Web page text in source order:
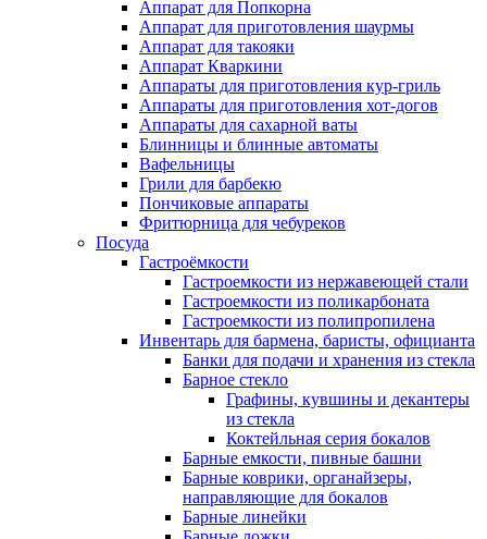
Аппарат для Попкорна
Аппарат для приготовления шаурмы
Аппарат для такояки
Аппарат Кваркини
Аппараты для приготовления кур-гриль
Аппараты для приготовления хот-догов
Аппараты для сахарной ваты
Блинницы и блинные автоматы
Вафельницы
Грили для барбекю
Пончиковые аппараты
Фритюрница для чебуреков
Посуда
Гастроёмкости
Гастроемкости из нержавеющей стали
Гастроемкости из поликарбоната
Гастроемкости из полипропилена
Инвентарь для бармена, баристы, официанта
Банки для подачи и хранения из стекла
Барное стекло
Графины, кувшины и декантеры
из стекла
Коктейльная серия бокалов
Барные емкости, пивные башни
Барные коврики, органайзеры,
направляющие для бокалов
Барные линейки